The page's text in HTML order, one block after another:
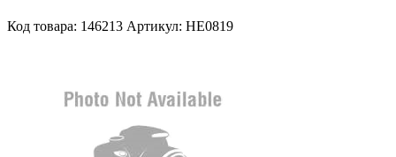
Код товара: 146213 Артикул: НЕ0819